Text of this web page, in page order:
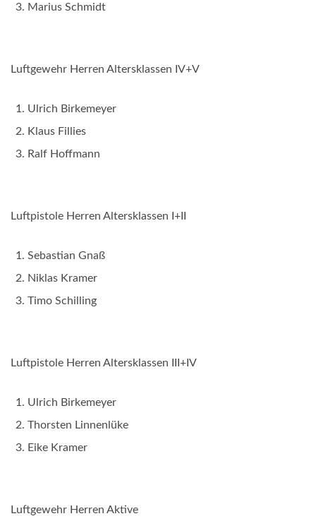
Marius Schmidt
Luftgewehr Herren Altersklassen IV+V
Ulrich Birkemeyer
Klaus Fillies
Ralf Hoffmann
Luftpistole Herren Altersklassen I+II
Sebastian Gnaß
Niklas Kramer
Timo Schilling
Luftpistole Herren Altersklassen III+IV
Ulrich Birkemeyer
Thorsten Linnenlüke
Eike Kramer
Luftgewehr Herren Aktive